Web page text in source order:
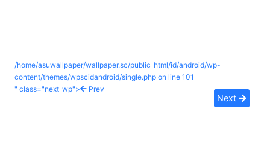
/home/asuwallpaper/wallpaper.sc/public_html/id/android/wp-
content/themes/wpscidandroid/single.php on line 101
" class="next_wp">
Prev
Next